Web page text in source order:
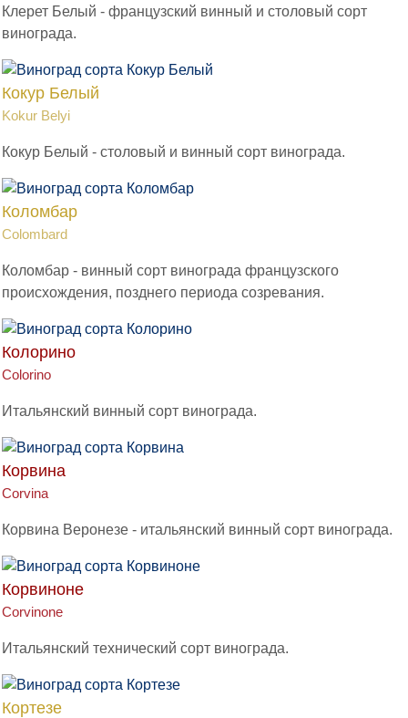
Клерет Белый - французский винный и столовый сорт
винограда.
Кокур Белый
Kokur Belyi
Кокур Белый - столовый и винный сорт винограда.
Коломбар
Colombard
Коломбар - винный сорт винограда французского
происхождения, позднего периода созревания.
Колорино
Colorino
Итальянский винный сорт винограда.
Корвина
Corvina
Корвина Веронезе - итальянский винный сорт винограда.
Корвиноне
Corvinone
Итальянский технический сорт винограда.
Кортезе